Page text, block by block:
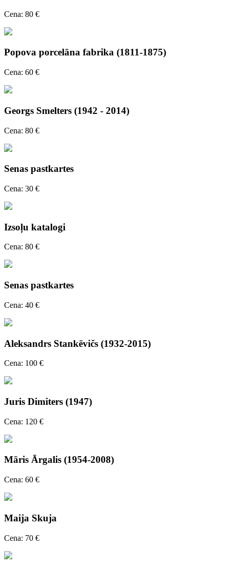
Cena: 80 €
Popova porcelāna fabrika (1811-1875)
Cena: 60 €
Georgs Smelters (1942 - 2014)
Cena: 80 €
Senas pastkartes
Cena: 30 €
Izsoļu katalogi
Cena: 80 €
Senas pastkartes
Cena: 40 €
Aleksandrs Stankēvičs (1932-2015)
Cena: 100 €
Juris Dimiters (1947)
Cena: 120 €
Māris Ārgalis (1954-2008)
Cena: 60 €
Maija Skuja
Cena: 70 €